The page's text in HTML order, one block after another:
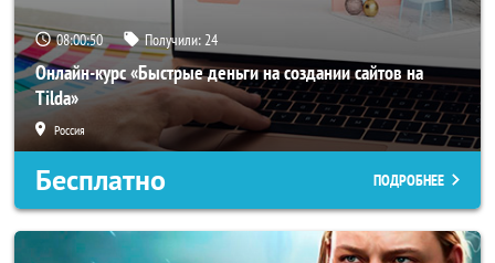
08:00:48 Получили:24
Онлайн-курс «Быстрые деньги на создании сайтов на
Tilda»
Россия
Бесплатно ПОДРОБНЕЕ